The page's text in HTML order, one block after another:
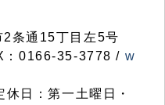
条通15丁目左5号
：0166-35-3778 / w
日：第一土曜日・